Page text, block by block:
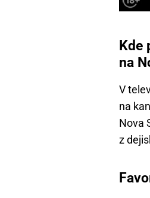
Kde
na
V
na
Nova
z